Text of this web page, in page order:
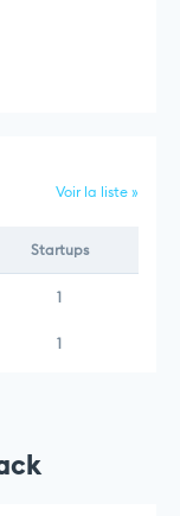
Voir la liste »
Startups
1
1